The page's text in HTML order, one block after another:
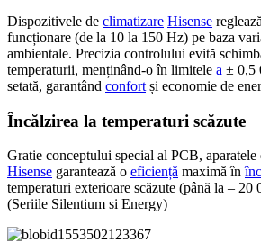
Dispozitivele de climatizare Hisense
funcționare (de la 10 la 150 Hz) pe baza
ambientale. Precizia controlului evită
temperaturii, menținând-o în limitele a ± 0,5
setată, garantând confort și economie de
Încălzirea la temperaturi scăzute
Gratie conceptului special al PCB, aparatele
Hisense garantează o eficiență maximă în
temperaturi exterioare scăzute (până la – 20
(Seriile Silentium si Energy)